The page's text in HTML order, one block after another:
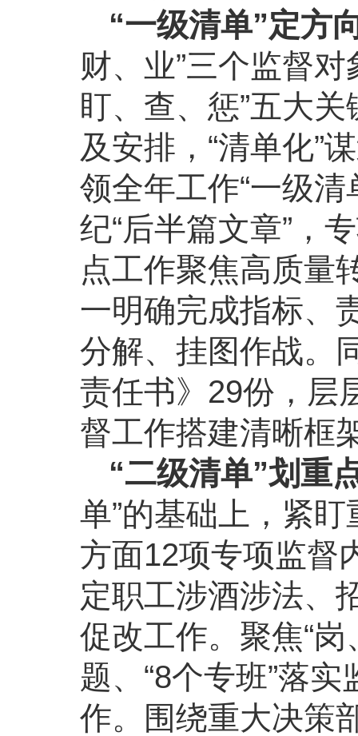
“一级清单”定方
财、业”三个监督对
盯、查、惩”五大
及安排，“清单化”
领全年工作“一级
纪“后半篇文章”，
点工作聚焦高质量
一明确完成指标、
分解、挂图作战。
责任书》29份，层
督工作搭建清晰框
“二级清单”划重
单”的基础上，紧
方面12项专项监督
定职工涉酒涉法、
促改工作。聚焦“
题、“8个专班”落
作。围绕重大决策